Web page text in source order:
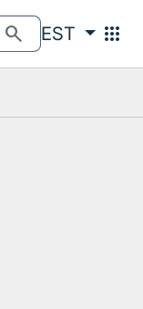
search EST apps